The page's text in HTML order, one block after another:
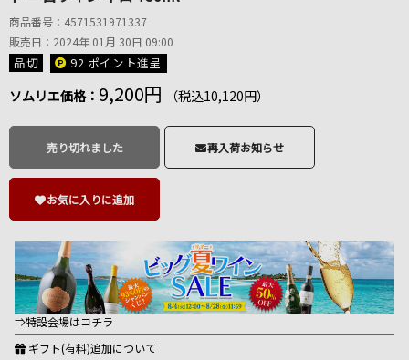
商品番号：4571531971337
販売日：2024年 01月 30日 09:00
品切 92 ポイント進呈
ソムリエ価格： 9,200円 （税込10,120円）
売り切れました 再入荷お知らせ
お気に入りに追加
⇒特設会場はコチラ
ギフト(有料)追加について